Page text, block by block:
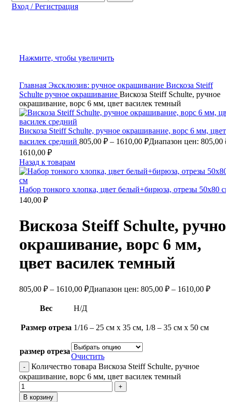
Вход / Регистрация
Нажмите, чтобы увеличить
Главная Эксклюзив: ручное окрашивание Вискоза Steiff
Schulte ручное окрашивание Вискоза Steiff Schulte, ручное
окрашивание, ворс 6 мм, цвет василек темный
Вискоза Steiff Schulte, ручное окрашивание, ворс 6 мм, цвет
василек средний 805,00 ₽ – 1610,00 ₽Диапазон цен: 805,00
1610,00 ₽
Назад к товарам
Набор тонкого хлопка, цвет белый+бирюза, отрезы 50х80
140,00 ₽
Вискоза Steiff Schulte,
окрашивание, ворс 6 мм,
цвет василек темный
805,00 ₽ – 1610,00 ₽Диапазон цен: 805,00 ₽ – 1610,00 ₽
Вес Н/Д
Размер отреза 1/16 – 25 см х 35 см, 1/8 – 35 см х 50 см
размер отреза
Очистить
Количество товара Вискоза Steiff Schulte, ручное
окрашивание, ворс 6 мм, цвет василек темный
В корзину